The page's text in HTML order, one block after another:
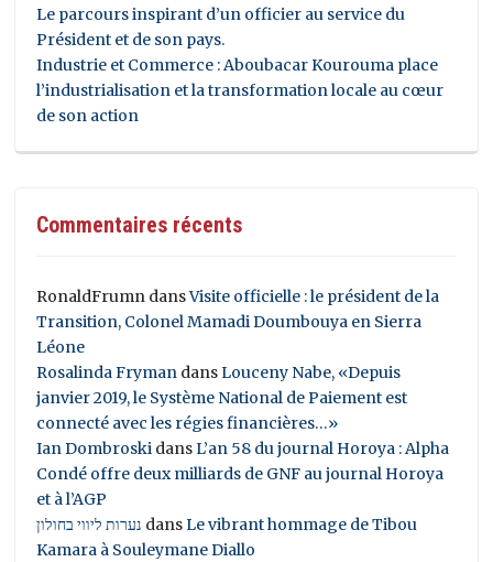
Le parcours inspirant d’un officier au service du
Président et de son pays.
Industrie et Commerce : Aboubacar Kourouma place
l’industrialisation et la transformation locale au cœur
de son action
Commentaires récents
RonaldFrumn dansVisite officielle : le président de la
Transition, Colonel Mamadi Doumbouya en Sierra
Léone
Rosalinda Fryman dansLouceny Nabe, «Depuis
janvier 2019, le Système National de Paiement est
connecté avec les régies financières…»
Ian Dombroski dansL’an 58 du journal Horoya : Alpha
Condé offre deux milliards de GNF au journal Horoya
et à l’AGP
נערות ליווי בחולון dansLe vibrant hommage de Tibou
Kamara à Souleymane Diallo